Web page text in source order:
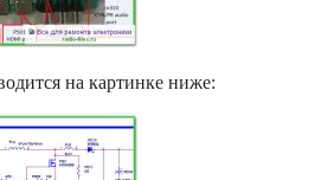
на картинке ниже: